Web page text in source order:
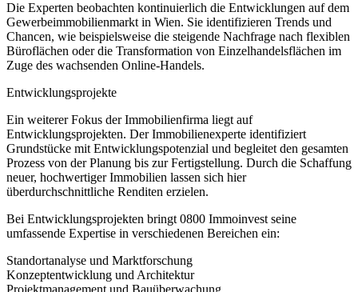
Die Experten beobachten kontinuierlich die Entwicklungen auf dem
Gewerbeimmobilienmarkt in Wien. Sie identifizieren Trends und
Chancen, wie beispielsweise die steigende Nachfrage nach flexiblen
Büroflächen oder die Transformation von Einzelhandelsflächen im
Zuge des wachsenden Online-Handels.
Entwicklungsprojekte
Ein weiterer Fokus der Immobilienfirma liegt auf
Entwicklungsprojekten. Der Immobilienexperte identifiziert
Grundstücke mit Entwicklungspotenzial und begleitet den gesamten
Prozess von der Planung bis zur Fertigstellung. Durch die Schaffung
neuer, hochwertiger Immobilien lassen sich hier
überdurchschnittliche Renditen erzielen.
Bei Entwicklungsprojekten bringt 0800 Immoinvest seine
umfassende Expertise in verschiedenen Bereichen ein:
Standortanalyse und Marktforschung
Konzeptentwicklung und Architektur
Projektmanagement und Bauüberwachung